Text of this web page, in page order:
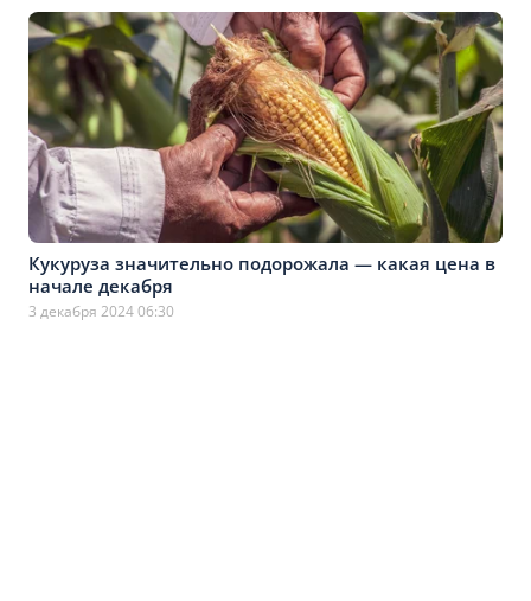
Кукуруза значительно подорожала — какая цена в
начале декабря
3 декабря 2024 06:30